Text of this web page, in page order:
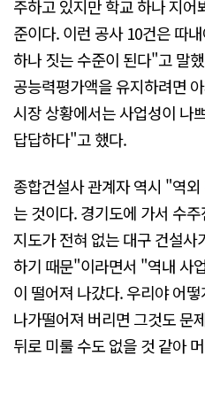
주하고 있지만 학교 하나 지
준이다. 이런 공사 10건은 따
하나 짓는 수준이 된다"고 말
공능력평가액을 유지하려면
시장 상황에서는 사업성이 나
답답하다"고 했다.
종합건설사 관계자 역시 "역
는 것이다. 경기도에 가서 수
지도가 전혀 없는 대구 건설
하기 때문"이라면서 "역내 사
이 떨어져 나갔다. 우리야 어
나가떨어져 버리면 그것도 문
뒤로 미룰 수도 없을 것 같아